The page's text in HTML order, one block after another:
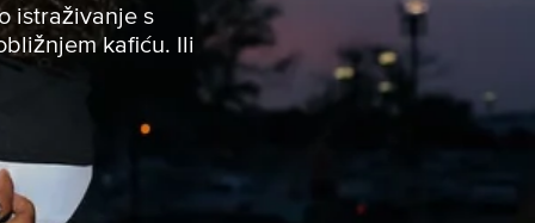
istraživanje s
kafiću. Ili